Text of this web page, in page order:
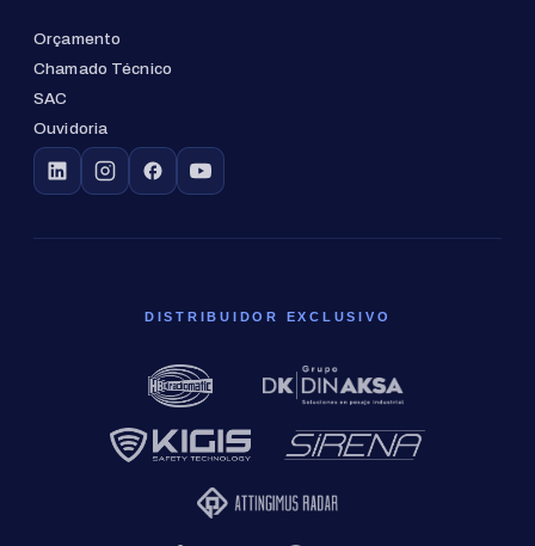
Orçamento
Chamado Técnico
SAC
Ouvidoria
DISTRIBUIDOR EXCLUSIVO